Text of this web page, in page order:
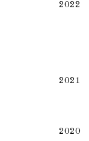
2022
2021
2020